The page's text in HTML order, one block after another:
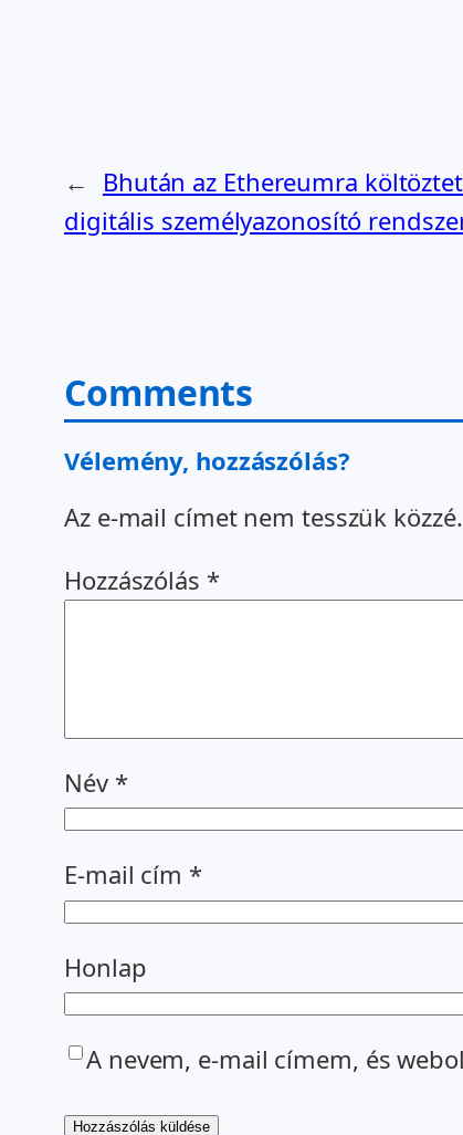
←
Bhután az Ethereumra
digitális személyazonosító
Comments
Vélemény, hozzászólás?
Az e-mail címet nem tesszük közzé.
Hozzászólás *
Név *
E-mail cím *
Honlap
A nevem, e-mail címem, és